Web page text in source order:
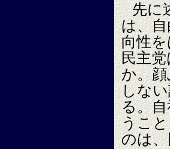
先に
は、
向性
民主
か。
しな
る。
うこ
のは